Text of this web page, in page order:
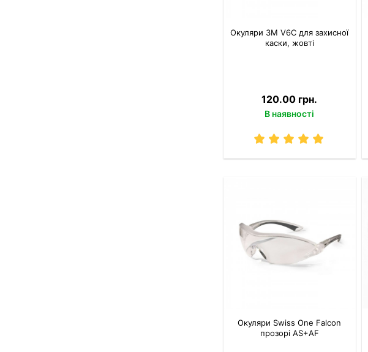
Окуляри 3M V6C для захисної
каски, жовті
120.00 грн.
В наявності
Окуляри Swiss One Falcon
прозорі AS+AF